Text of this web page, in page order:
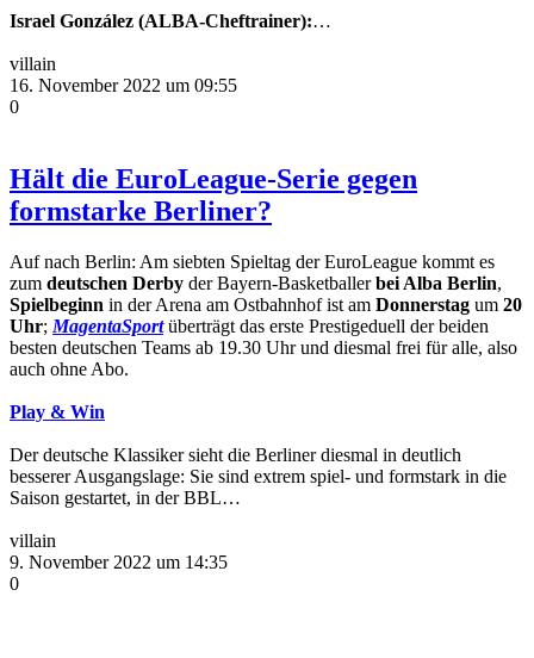
Israel González (ALBA-Cheftrainer):…
villain
16. November 2022 um 09:55
0
Hält die EuroLeague-Serie gegen
formstarke Berliner?
Auf nach Berlin: Am siebten Spieltag der EuroLeague kommt es
zum deutschen Derby der Bayern-Basketballerbei Alba Berlin,
Spielbeginn in der Arena am Ostbahnhof ist am Donnerstag um 20
Uhr; MagentaSportüberträgt das erste Prestigeduell der beiden
besten deutschen Teams ab 19.30 Uhr und diesmal frei für alle, also
auch ohne Abo.
Play & Win
Der deutsche Klassiker sieht die Berliner diesmal in deutlich
besserer Ausgangslage: Sie sind extrem spiel- und formstark in die
Saison gestartet, in der BBL…
villain
9. November 2022 um 14:35
0